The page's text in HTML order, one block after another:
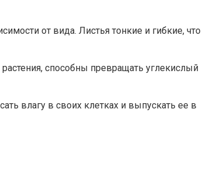
от вида. Листья тонкие и гибкие, что
способны превращать углекислый
влагу в своих клетках и выпускать ее в